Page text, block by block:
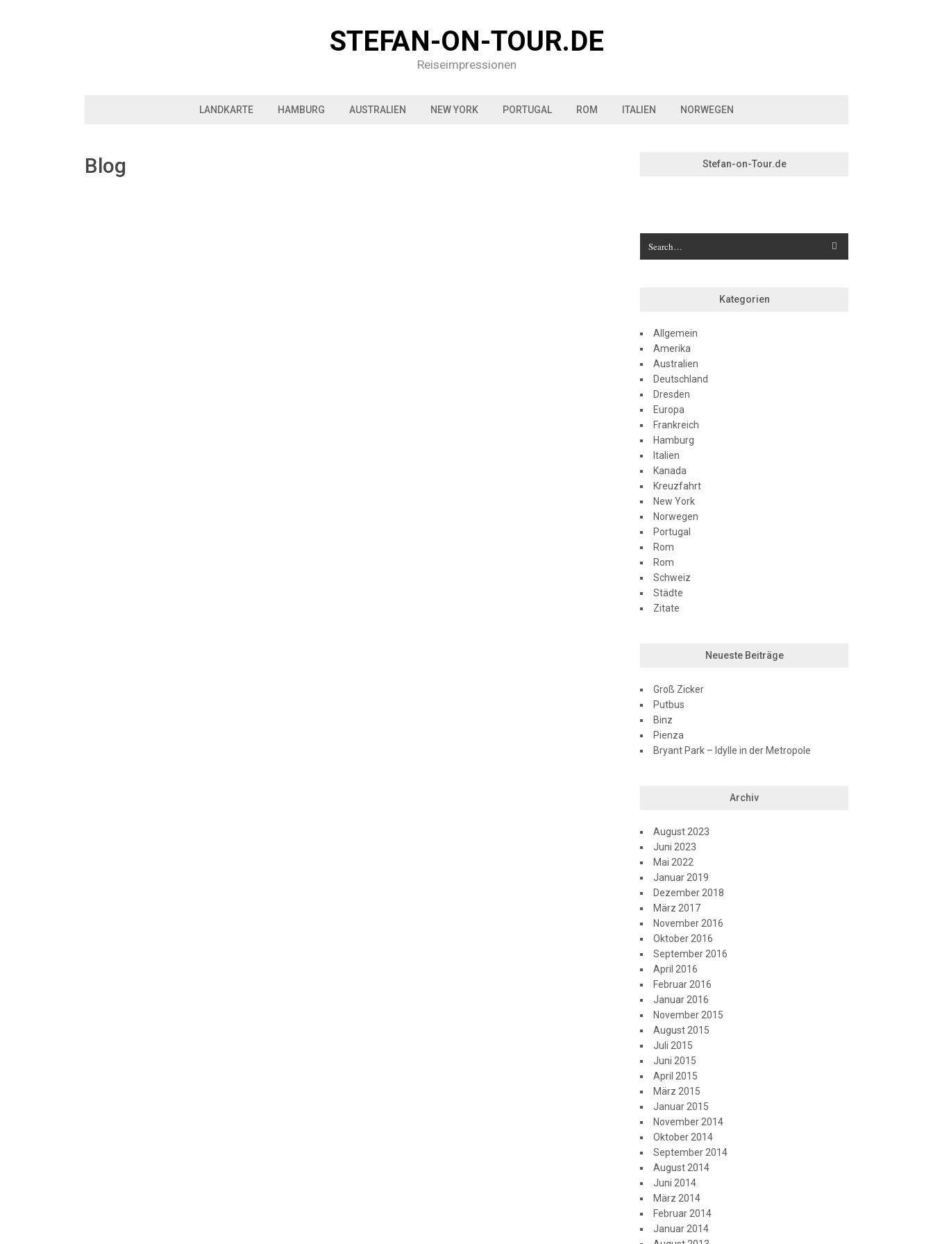
STEFAN-ON-TOUR.DE
Reiseimpressionen
LANDKARTE HAMBURG AUSTRALIEN NEW YORK PORTUGAL ROM ITALIEN NORWEGEN
Blog Stefan-on-Tour.de
Kategorien
Allgemein
Amerika
Australien
Deutschland
Dresden
Europa
Frankreich
Hamburg
Italien
Kanada
Kreuzfahrt
New York
Norwegen
Portugal
Rom
Rom
Schweiz
Städte
Zitate
Neueste Beiträge
Groß Zicker
Putbus
Binz
Pienza
Bryant Park – Idylle in der Metropole
Archiv
August 2023
Juni 2023
Mai 2022
Januar 2019
Dezember 2018
März 2017
November 2016
Oktober 2016
September 2016
April 2016
Februar 2016
Januar 2016
November 2015
August 2015
Juli 2015
Juni 2015
April 2015
März 2015
Januar 2015
November 2014
Oktober 2014
September 2014
August 2014
Juni 2014
März 2014
Februar 2014
Januar 2014